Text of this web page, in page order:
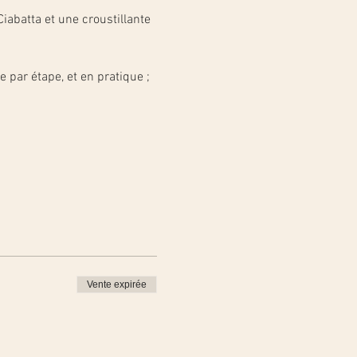
et une croustillante
par étape, et en pratique ;
Vente expirée